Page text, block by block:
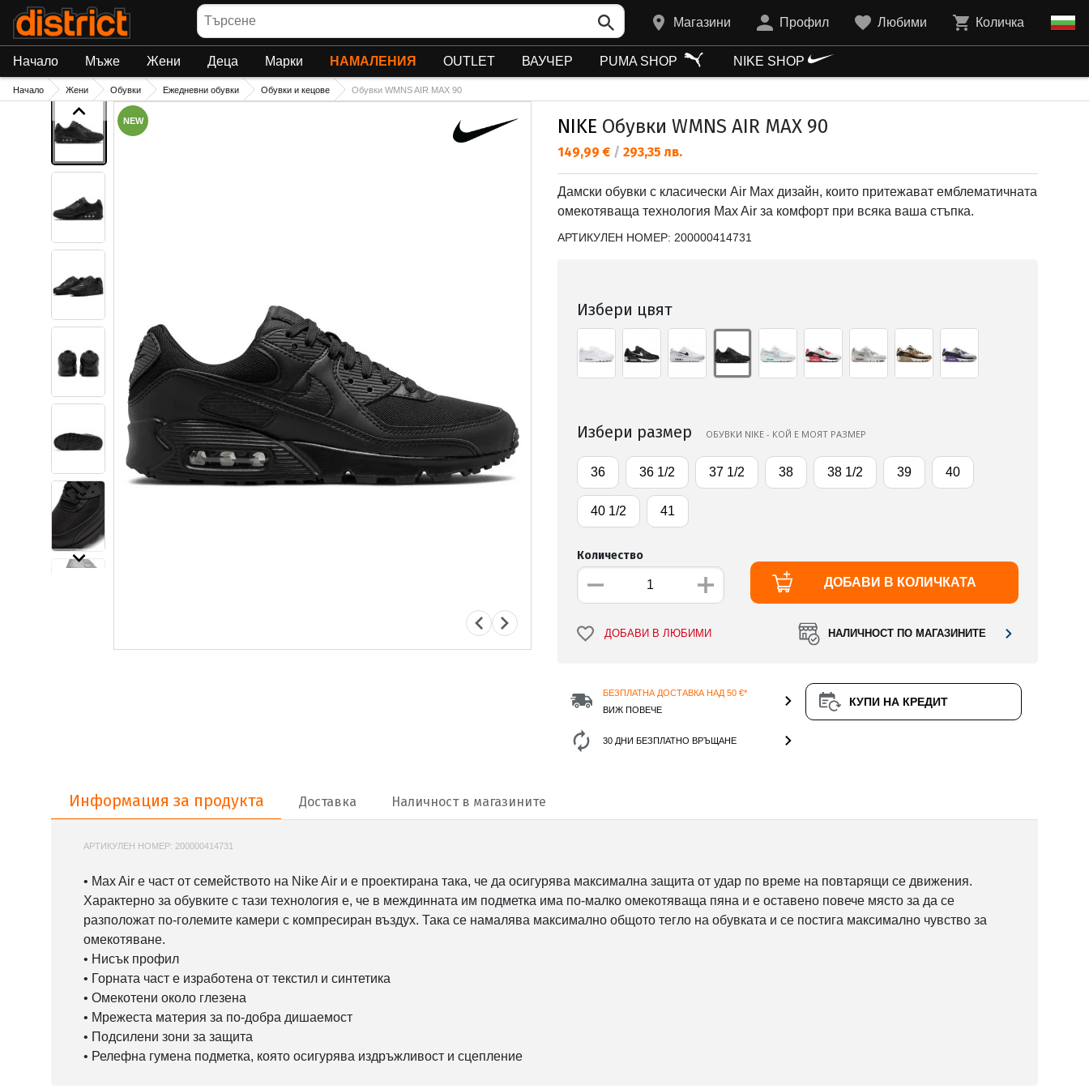
Търсене
Магазини Профил Любими Количка
Начало Мъже Жени Деца Марки НАМАЛЕНИЯ OUTLET ВАУЧЕР PUMA SHOP NIKE SHOP
Начало Жени Обувки Ежедневни обувки Обувки и кецове Обувки WMNS AIR MAX 90
NEW NIKE Обувки WMNS AIR MAX 90
Текуща цена:
149,99 € / 293,35 лв.
Дамски обувки с класически Air Max дизайн, които притежават емблематичната
омекотяваща технология Max Air за комфорт при всяка ваша стъпка.
АРТИКУЛЕН НОМЕР: 200000414731
Избери цвят
Избери размер ОБУВКИ NIKE - КОЙ Е МОЯТ РАЗМЕР
36 36 1/2 37 1/2 38 38 1/2 39 40
40 1/2 41
Количество
ДОБАВИ В КОЛИЧКАТА
ДОБАВИ В ЛЮБИМИ НАЛИЧНОСТ ПО МАГАЗИНИТЕ
БЕЗПЛАТНА ДОСТАВКА НАД 50 €*
ВИЖ ПОВЕЧЕ
30 ДНИ БЕЗПЛАТНО ВРЪЩАНЕ
КУПИ НА КРЕДИТ
Информация за продукта
Доставка Наличност в магазините
АРТИКУЛЕН НОМЕР: 200000414731
• Max Air е част от семейството на Nike Air и е проектирана така, че да осигурява максимална защита от удар по време на повтарящи се движения.
Характерно за обувките с тази технология е, че в междинната им подметка има по-малко омекотяваща пяна и е оставено повече място за да се
разположат по-големите камери с компресиран въздух. Така се намалява максимално общото тегло на обувката и се постига максимално чувство за
омекотяване.
• Нисък профил
• Горната част е изработена от текстил и синтетика
• Омекотени около глезена
• Мрежеста материя за по-добра дишаемост
• Подсилени зони за защита
• Релефна гумена подметка, която осигурява издръжливост и сцепление